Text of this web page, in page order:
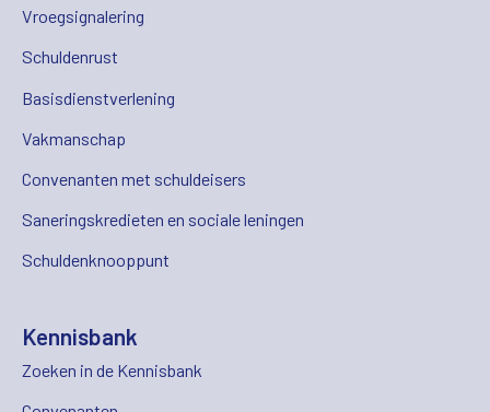
Vroegsignalering
Schuldenrust
Basisdienstverlening
Vakmanschap
Convenanten met schuldeisers
Saneringskredieten en sociale leningen
Schuldenknooppunt
Kennisbank
Zoeken in de Kennisbank